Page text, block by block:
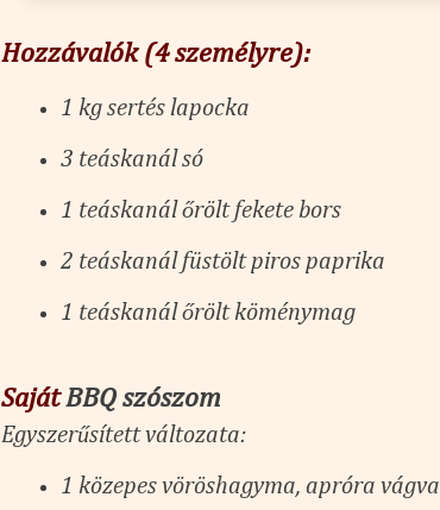
Hozzávalók (4 személyre):
1 kg sertés lapocka
3 teáskanál só
1 teáskanál őrölt fekete bors
2 teáskanál füstölt piros paprika
1 teáskanál őrölt köménymag
SajátBBQ szószom
Egyszerűsített változata:
1 közepes vöröshagyma, apróra vágva